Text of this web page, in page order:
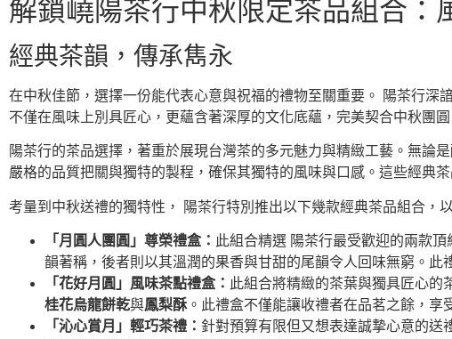
解鎖嶢陽茶行中秋限定茶品組合：
經典茶韻，傳承雋永
在中秋佳節，選擇一份能代表心意與祝福的禮物至關重要。 陽茶行
不僅在風味上別具匠心，更蘊含著深厚的文化底蘊，完美契合中秋團
陽茶行的茶品選擇，著重於展現台灣茶的多元魅力與精緻工藝。無論
嚴格的品質把關與獨特的製程，確保其獨特的風味與口感。這些經典
考量到中秋送禮的獨特性， 陽茶行特別推出以下幾款經典茶品組合，
「月圓人團圓」尊榮禮盒： 此組合精選 陽茶行最受歡迎的兩款
韻著稱，後者則以其溫潤的果香與甘甜的尾韻令人回味無窮。
「花好月圓」風味茶點禮盒： 此組合將精緻的茶葉與獨具匠心的
桂花烏龍餅乾與鳳梨酥。此禮盒不僅能讓收禮者在品茗之餘，享
「沁心賞月」輕巧茶禮： 針對預算有限但又想表達誠摯心意的送